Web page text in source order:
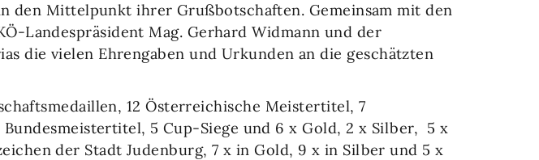
den Mittelpunkt ihrer Grußbotschaften. Gemeinsam mit den
Landespräsident Mag. Gerhard Widmann und der
die vielen Ehrengaben und Urkunden an die geschätzten
12 Österreichische Meistertitel, 7
5 Cup-Siege und 6 x Gold, 2 x Silber, 5 x
der Stadt Judenburg, 7 x in Gold, 9 x in Silber und 5 x